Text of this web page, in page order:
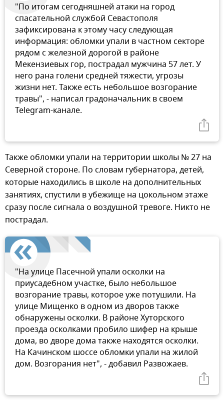
"По итогам сегодняшней атаки на город
спасательной службой Севастополя
зафиксирована к этому часу следующая
информация: обломки упали в частном секторе
рядом с железной дорогой в районе
Мекензиевых гор, пострадал мужчина 57 лет. У
него рана голени средней тяжести, угрозы
жизни нет. Также есть небольшое возгорание
травы", - написал градоначальник в своем
Telegram-канале.
Также обломки упали на территории школы № 27 на
Северной стороне. По словам губернатора, детей,
которые находились в школе на дополнительных
занятиях, спустили в убежище на цокольном этаже
сразу после сигнала о воздушной тревоге. Никто не
пострадал.
"На улице Пасечной упали осколки на
приусадебном участке, было небольшое
возгорание травы, которое уже потушили. На
улице Мищенко в одном из дворов также
обнаружены осколки. В районе Хуторского
проезда осколками пробило шифер на крыше
дома, во дворе дома также находятся осколки.
На Качинском шоссе обломки упали на жилой
дом. Возгорания нет", - добавил Развожаев.